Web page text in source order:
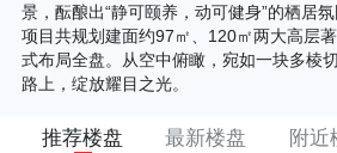
景，酝酿出“静可颐养，动可健身”的栖居
项目共规划建面约97㎡、120㎡两大高层
式布局全盘。从空中俯瞰，宛如一块多棱
路上，绽放耀目之光。
推荐楼盘 最新楼盘 附近